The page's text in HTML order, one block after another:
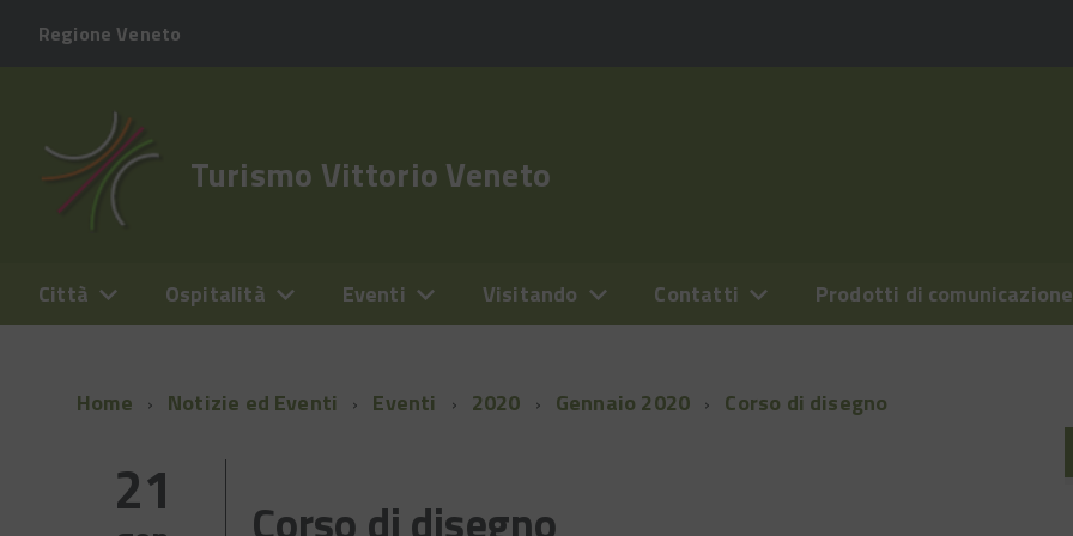
Regione Veneto
Turismo Vittorio Veneto
Città Ospitalità Eventi Visitando Contatti Prodotti di comunicazione
Home Notizie ed Eventi Eventi 2020 Gennaio 2020 Corso di disegno
21